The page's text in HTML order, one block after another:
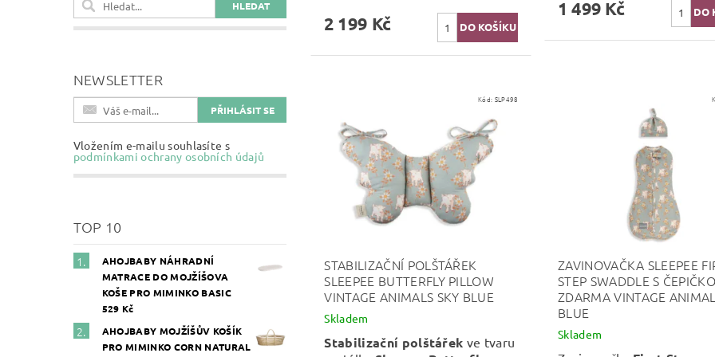
NEWSLETTER
Vložením e-mailu souhlasíte s
podmínkami ochrany osobních údajů
TOP 10
AHOJBABY NÁHRADNÍ
MATRACE DO MOJŽÍŠOVA
KOŠE PRO MIMINKO BASIC
529 Kč
AHOJBABY MOJŽÍŠŮV KOŠÍK
PRO MIMINKO CORN NATURAL
2 199 Kč
1 499 Kč
Kód: SLP498
STABILIZAČNÍ POLŠTÁŘEK
SLEEPEE BUTTERFLY PILLOW
VINTAGE ANIMALS SKY BLUE
Skladem
Stabilizační polštářek ve tvaru
ZAVINOVAČKA SLEEPEE
STEP SWADDLE S
ZDARMA VINTAGE
BLUE
Skladem